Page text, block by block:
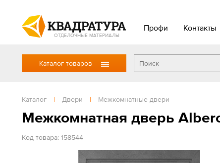
ОТДЕЛОЧНЫЕ МАТЕРИАЛЫ
Профи Контакты
Каталог товаров
Каталог | Двери | Межкомнатные двери
Межкомнатная дверь
Код товара: 158544